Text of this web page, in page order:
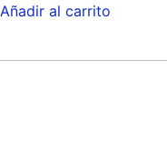
Añadir al carrito